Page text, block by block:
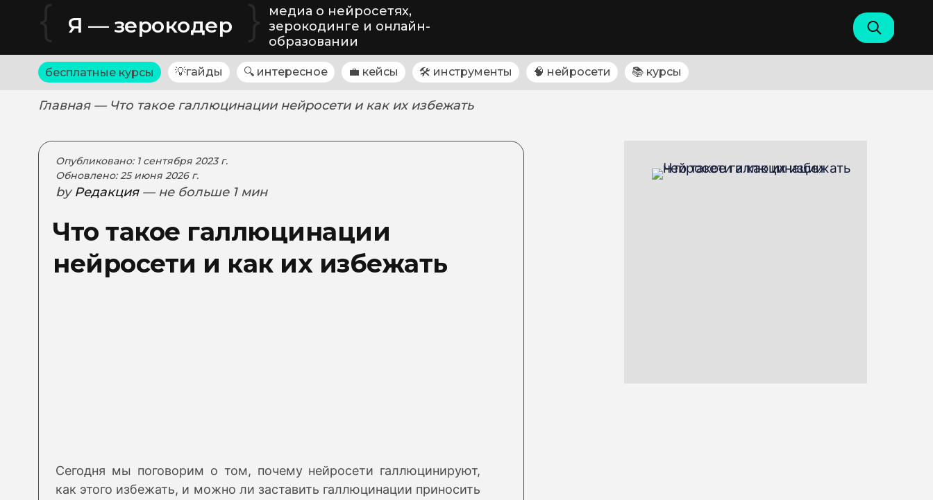
{ Я — зерокодер }
медиа о нейросетях,
зерокодинге и онлайн-
образовании
бесплатные курсы 💡гайды 🔍 интересное 💼 кейсы 🛠 инструменты 🧠 нейросети 📚 курсы
Главная — Что такое галлюцинации нейросети и как их избежать
Опубликовано: 1 сентября 2023 г.
Обновлено: 25 июня 2026 г.
byРедакция — не больше 1 мин
Что такое галлюцинации
нейросети и как их избежать
Сегодня мы поговорим о том, почему нейросети галлюцинируют,
как этого избежать, и можно ли заставить галлюцинации приносить